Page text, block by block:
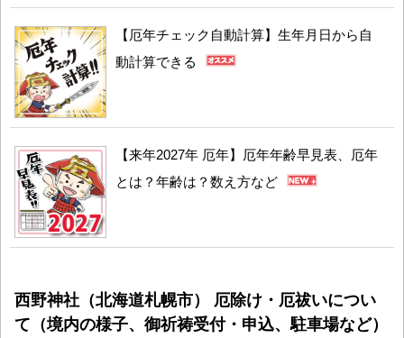
【厄年チェック自動計算】生年月日から自
動計算できる
【来年2027年 厄年】厄年年齢早見表、厄年
とは？年齢は？数え方など
西野神社（北海道札幌市） 厄除け・厄祓いについ
て（境内の様子、御祈祷受付・申込、駐車場など）